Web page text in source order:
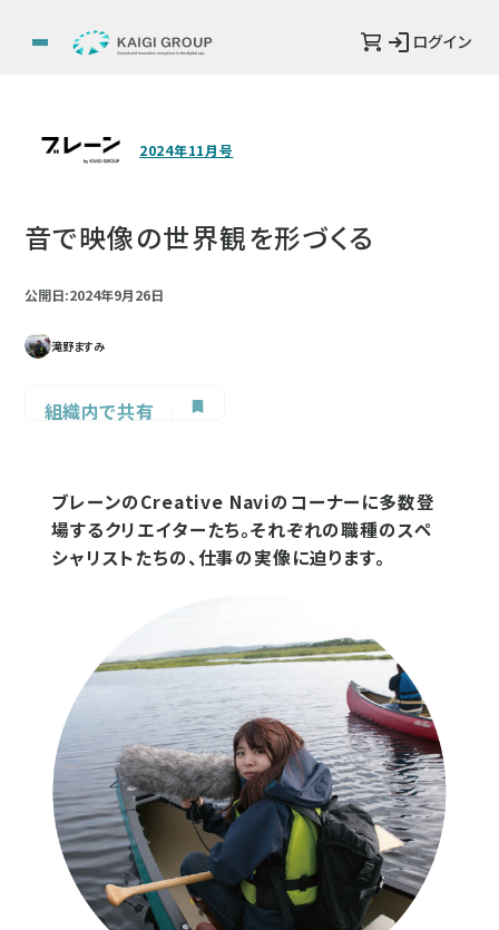
ログイン
2024年11月号
音で映像の世界観を形づくる
公開日:2024年9月26日
滝野ますみ
組織内で共有
ブレーンのCreative Naviのコーナーに多数登
場するクリエイターたち。それぞれの職種のスペ
シャリストたちの、仕事の実像に迫ります。